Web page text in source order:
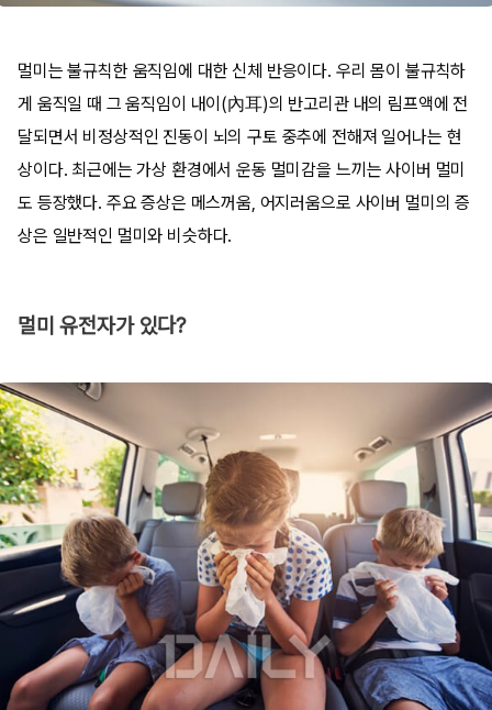
멀미는 불규칙한 움직임에 대한 신체 반응이다. 우리 몸이 불규칙하
게 움직일 때 그 움직임이 내이(內耳)의 반고리관 내의 림프액에 전
달되면서 비정상적인 진동이 뇌의 구토 중추에 전해져 일어나는 현
상이다. 최근에는 가상 환경에서 운동 멀미감을 느끼는 사이버 멀미
도 등장했다. 주요 증상은 메스꺼움, 어지러움으로 사이버 멀미의 증
상은 일반적인 멀미와 비슷하다.
멀미 유전자가 있다?